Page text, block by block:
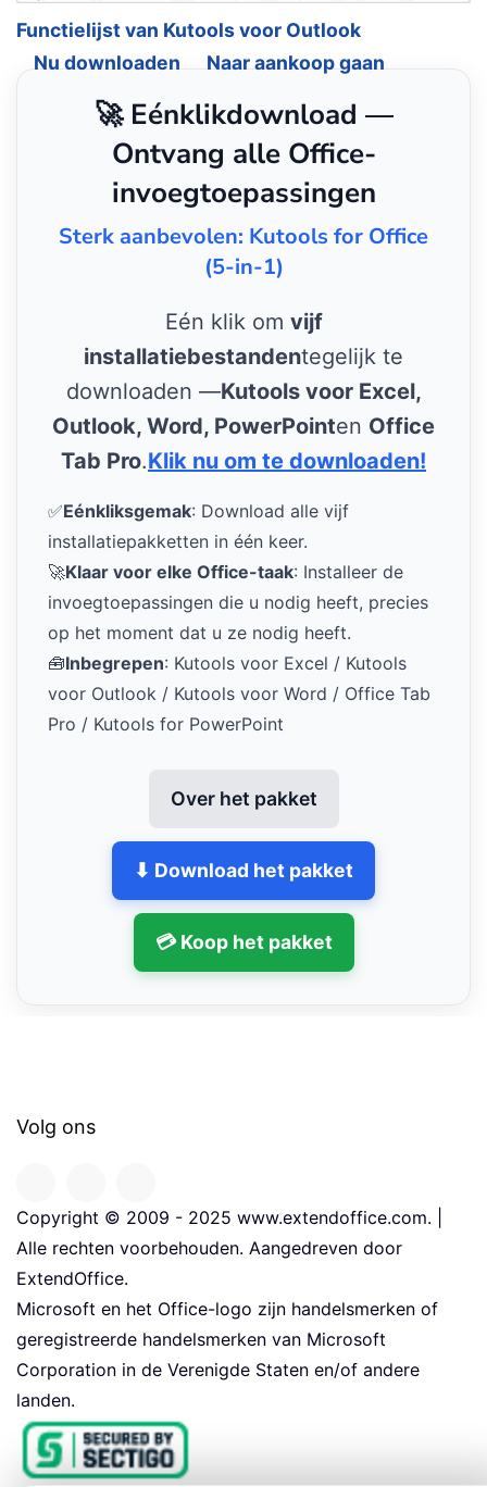
Functielijst van Kutools voor Outlook
Nu downloaden
Naar aankoop gaan
🚀 Eénklikdownload —
Ontvang alle Office-
invoegtoepassingen
Sterk aanbevolen: Kutools for Office
(5-in-1)
Eén klik om vijf
installatiebestandentegelijk te
downloaden —Kutools voor Excel,
Outlook, Word, PowerPointen Office
Tab Pro.Klik nu om te downloaden!
✅Eénkliksgemak: Download alle vijf
installatiepakketten in één keer.
🚀Klaar voor elke Office-taak: Installeer de
invoegtoepassingen die u nodig heeft, precies
op het moment dat u ze nodig heeft.
🧰Inbegrepen: Kutools voor Excel / Kutools
voor Outlook / Kutools voor Word / Office Tab
Pro / Kutools for PowerPoint
Over het pakket
⬇ Download het pakket
💳 Koop het pakket
Volg ons
Copyright © 2009 - 2025 www.extendoffice.com. |
Alle rechten voorbehouden. Aangedreven door
ExtendOffice.
Microsoft en het Office-logo zijn handelsmerken of
geregistreerde handelsmerken van Microsoft
Corporation in de Verenigde Staten en/of andere
landen.